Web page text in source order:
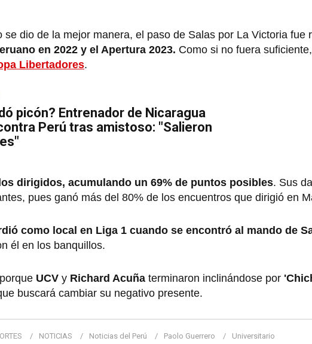
se dio de la mejor manera, el paso de Salas por La Victoria fue
en 2022 y el Apertura 2023. Como si no fuera
Libertadores.
picón? Entrenador de Nicaragua
Perú tras amistoso: "Salieron
dirigidos, acumulando un 69% de puntos posibles. Sus
pues ganó más del 80% de los encuentros que dirigió en
como local en Liga 1 cuando se encontró al mando de
él en los banquillos.
UCV y Richard Acuña terminaron inclinándose por
buscará cambiar su negativo presente.
NOTICIAS Noticias del Perú Paolo Guerrero Universitario